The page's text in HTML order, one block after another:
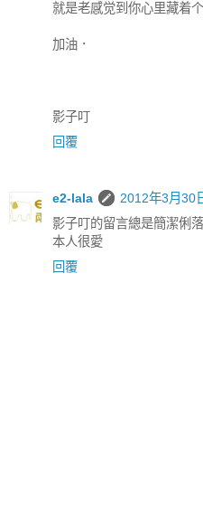
就是老感觉到你心里藏着
加油．
影子叮
回覆
e2-lala
2012年3月30
影子叮的留言總是簡潔俐落,
本人很愛
回覆